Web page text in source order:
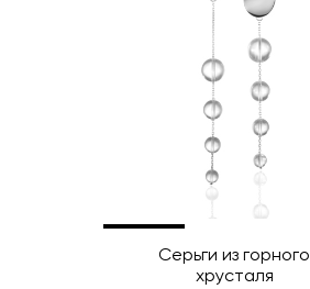
Серьги из горного
хрусталя